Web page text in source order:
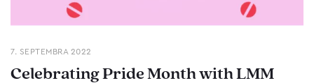
7. SEPTEMBRA 2022
Celebrating Pride Month with LMM